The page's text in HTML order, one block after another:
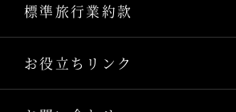
標準旅行業約款
お役立ちリンク